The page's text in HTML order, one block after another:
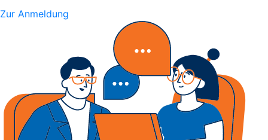
Zur Anmeldung